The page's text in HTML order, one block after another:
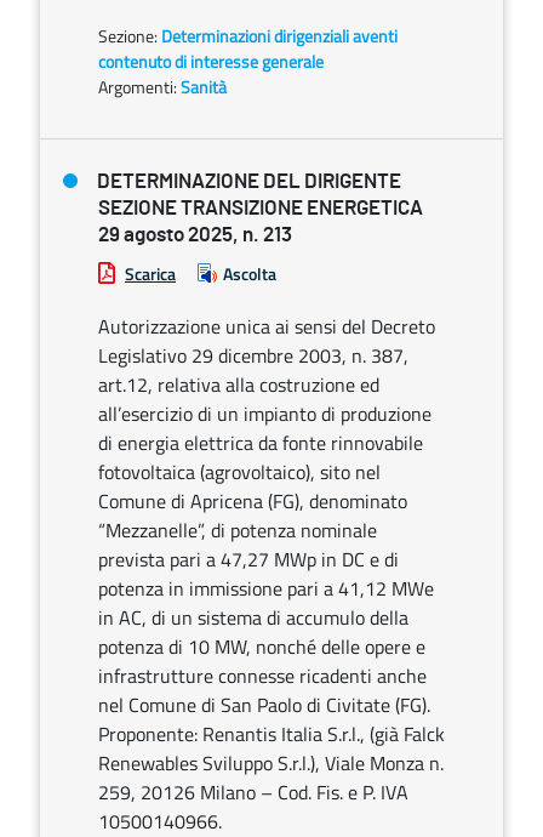
Sezione: Determinazioni dirigenziali aventi
contenuto di interesse generale
Argomenti:Sanità
DETERMINAZIONE DEL DIRIGENTE
SEZIONE TRANSIZIONE ENERGETICA
29 agosto 2025, n. 213
Scarica Ascolta
Autorizzazione unica ai sensi del Decreto
Legislativo 29 dicembre 2003, n. 387,
art.12, relativa alla costruzione ed
all’esercizio di un impianto di produzione
di energia elettrica da fonte rinnovabile
fotovoltaica (agrovoltaico), sito nel
Comune di Apricena (FG), denominato
“Mezzanelle”, di potenza nominale
prevista pari a 47,27 MWp in DC e di
potenza in immissione pari a 41,12 MWe
in AC, di un sistema di accumulo della
potenza di 10 MW, nonché delle opere e
infrastrutture connesse ricadenti anche
nel Comune di San Paolo di Civitate (FG).
Proponente: Renantis Italia S.r.l., (già Falck
Renewables Sviluppo S.r.l.), Viale Monza n.
259, 20126 Milano – Cod. Fis. e P. IVA
10500140966.